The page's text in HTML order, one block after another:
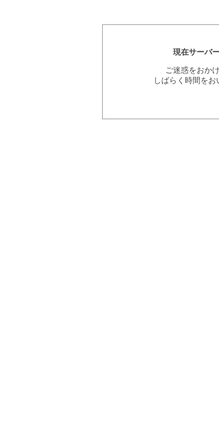
現在サーバ
ご迷惑をおか
しばらく時間を